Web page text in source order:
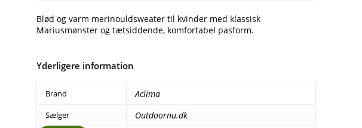
Blød og varm merinouldsweater til kvinder med klassisk
Mariusmønster og tætsiddende, komfortabel pasform.
Yderligere information
Brand Aclima
Sælger Outdoornu.dk